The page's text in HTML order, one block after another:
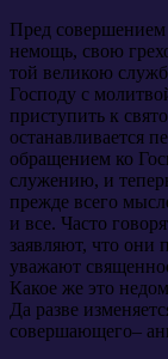
Пред
немощь, свою
той великою
Господу с
приступить к
останавливается
обращением ко
служению, и
прежде всего
и все. Часто
заявляют, что они
уважают
Какое же это
Да разве
совершающего–